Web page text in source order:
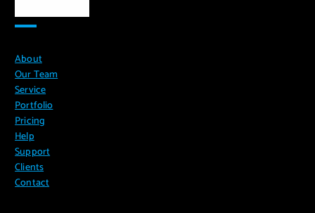
About
Our Team
Service
Portfolio
Pricing
Help
Support
Clients
Contact